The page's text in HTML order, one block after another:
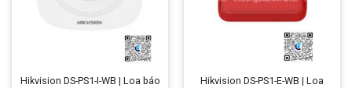
Hikvision DS-PS1-I-WB | Loa báo
Hikvision DS-PS1-E-WB | Loa